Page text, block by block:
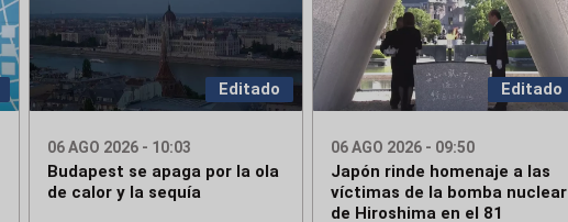
Editado
06 AGO 2026 - 10:03
Budapest se apaga por la ola
de calor y la sequía
Editado
06 AGO 2026 - 09:50
Japón rinde homenaje a las
víctimas de la bomba nuclear
de Hiroshima en el 81